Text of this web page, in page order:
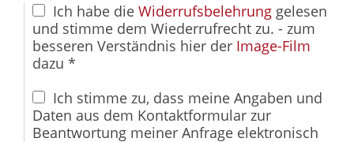
Ich habe die Widerrufsbelehrung gelesen
und stimme dem Wiederrufrecht zu. - zum
besseren Verständnis hier der Image-Film
dazu *
Ich stimme zu, dass meine Angaben und
Daten aus dem Kontaktformular zur
Beantwortung meiner Anfrage elektronisch